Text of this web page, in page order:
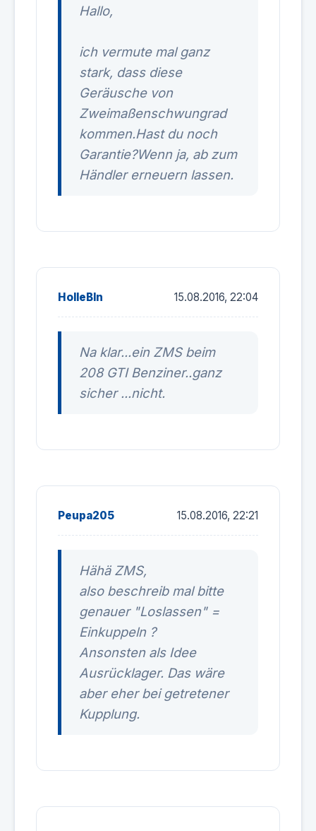
Hallo,
ich vermute mal ganz
stark, dass diese
Geräusche von
Zweimaßenschwungrad
kommen.Hast du noch
Garantie?Wenn ja, ab zum
Händler erneuern lassen.
HolleBln 15.08.2016, 22:04
Na klar...ein ZMS beim
208 GTI Benziner..ganz
sicher ...nicht.
Peupa205 15.08.2016, 22:21
Hähä ZMS,
also beschreib mal bitte
genauer "Loslassen" =
Einkuppeln ?
Ansonsten als Idee
Ausrücklager. Das wäre
aber eher bei getretener
Kupplung.